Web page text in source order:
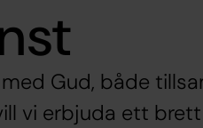
Gud, både
vi erbjuda ett